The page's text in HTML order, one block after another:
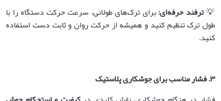
💡ترفند حرفه‌ای:برای ترک‌های طولانی، سرعت حرکت دستگاه را با
طول ترک تنظیم کنید و همیشه از حرکت روان و ثابت دست استفاده
کنید.
۳.فشار مناسب برای جوشکاری پلاستیک